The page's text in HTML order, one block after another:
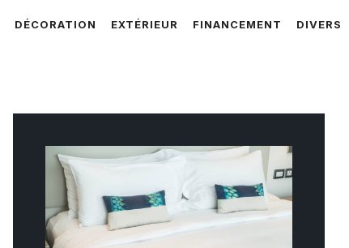
DÉCORATION EXTÉRIEUR FINANCEMENT DIVERS